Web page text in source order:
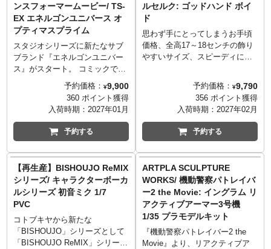
ンスフォーマームービー/ TS-
EX エネルゴンユニバース オ
プティマスプライム
スタジオシリーズに新たなサブ
ブランド『エネルゴンユニバー
ス』がスタート。 コミックでク
ロスオーバーするトランスフォ
ーマー達が活躍するワールドか
ら人気のキャラクター達が登
場。 第一弾はコミック
『ENERGON UNIVERSE』に登
場した右腕にメガトロンの腕を
ム。 ロボットモードからトラッ
クに変形が可能で、右腕のメガ
トロンの融合カノン砲もビーク
ルモードで装着可能。
※国内：タカラトミーモール含
む「T-SPARK ZONE」流通限定
商品
予約価格： ¥9,900
360 ポイント獲得
入荷時期： 2027年01月
予約する
ルセルク: ゴッドハンド ボイ
ド
思わず手にとってしまうお手頃
価格、全高17～18センチの飾り
やすいサイズ、スピーディにお
やさしいカタチを追求したフィ
ギュアシリーズ「POP UP
PARADE」。このシリーズの枠
にとらわれず、造形や彩色にこ
だわった豪華仕様となったのが
「POP UP PARADE SP」で
人気漫画『ベルセルク』より、
ゴッドハンドの1体「ボイド」が
立体化となりました。全高約27
センチ（スタンド含む）という
迫力あるサイズに加え、特徴的
な各所の緻密なディテールと彩
色により圧倒的な存在感を放ち
ます。
予約価格： ¥9,790
356 ポイント獲得
入荷時期： 2027年02月
予約する
【再生産】BISHOUJO ReMIX
シリーズ/ キャラクターボーカ
ルシリーズ 初音ミク 1/7
PVC
コトブキヤから新たな
「BISHOUJO」シリーズとして
「BISHOUJO ReMIX」シリーズ
ARTPLA SCULPTURE
WORKS/ 機動警察パトレイバ
ー2 the Movie: イングラム リ
アクティブアーマー3号機
1/35 プラモデルキット
『機動警察パトレイバー2 the
Movie』より、リアクティブア